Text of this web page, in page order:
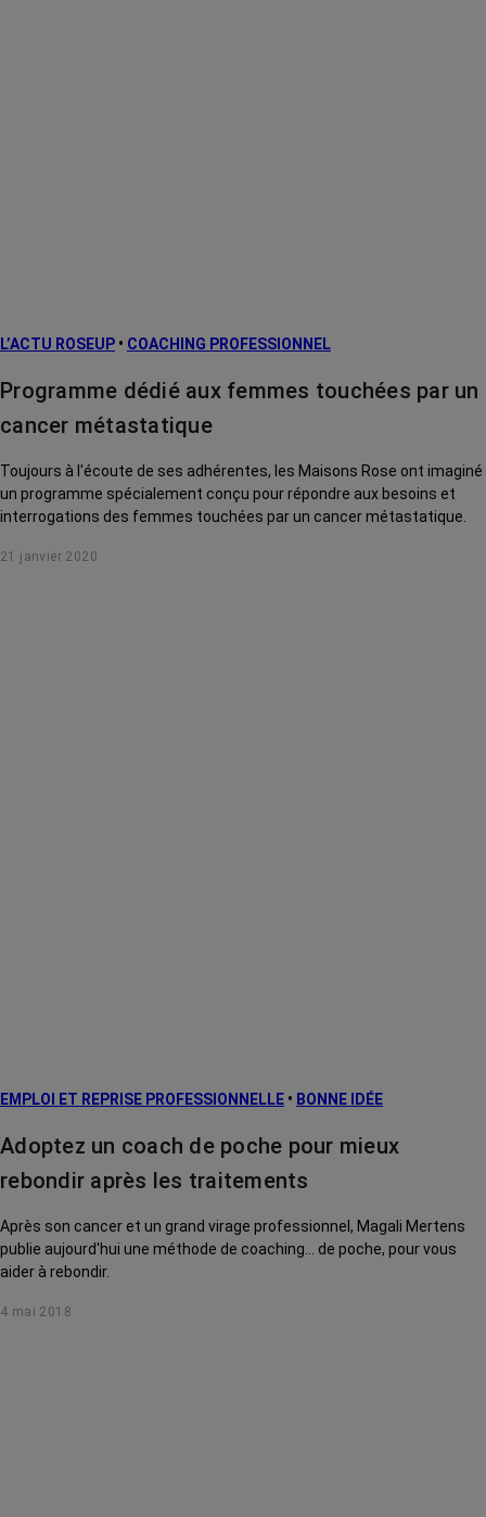
L’ACTU ROSEUP • COACHING PROFESSIONNEL
Programme dédié aux femmes touchées par un
cancer métastatique
Toujours à l'écoute de ses adhérentes, les Maisons Rose ont imaginé
un programme spécialement conçu pour répondre aux besoins et
interrogations des femmes touchées par un cancer métastatique.
21 janvier 2020
EMPLOI ET REPRISE PROFESSIONNELLE • BONNE IDÉE
Adoptez un coach de poche pour mieux
rebondir après les traitements
Après son cancer et un grand virage professionnel, Magali Mertens
publie aujourd'hui une méthode de coaching... de poche, pour vous
aider à rebondir.
4 mai 2018